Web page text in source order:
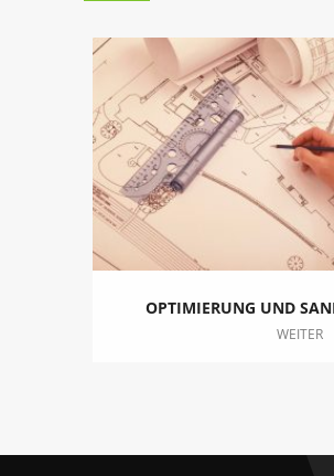
OPTIMIERUNG UND
WEITER